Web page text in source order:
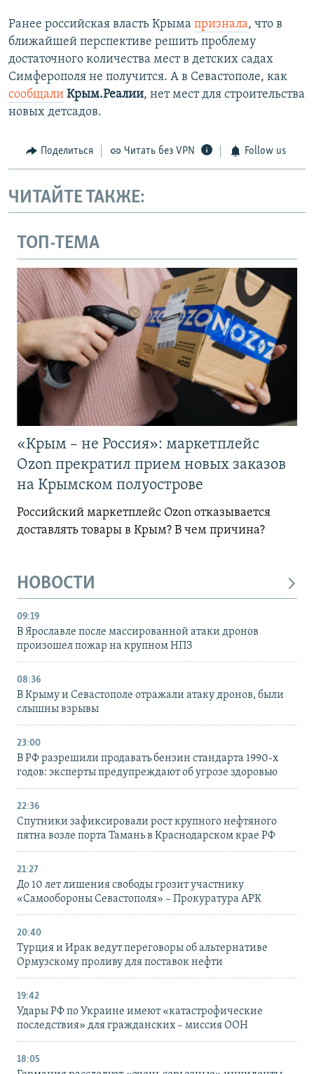
Ранее российская власть Крыма признала, что в
ближайшей перспективе решить проблему
достаточного количества мест в детских садах
Симферополя не получится. А в Севастополе, как
сообщали Крым.Реалии, нет мест для строительства
новых детсадов.
Поделиться Читать без VPN Follow us
ЧИТАЙТЕ ТАКЖЕ:
ТОП-ТЕМА
«Крым – не Россия»: маркетплейс
Ozon прекратил прием новых заказов
на Крымском полуострове
Российский маркетплейс Ozon отказывается
доставлять товары в Крым? В чем причина?
НОВОСТИ
09:19
В Ярославле после массированной атаки дронов
произошел пожар на крупном НПЗ
08:36
В Крыму и Севастополе отражали атаку дронов, были
слышны взрывы
23:00
В РФ разрешили продавать бензин стандарта 1990-х
годов: эксперты предупреждают об угрозе здоровью
22:36
Спутники зафиксировали рост крупного нефтяного
пятна возле порта Тамань в Краснодарском крае РФ
21:27
До 10 лет лишения свободы грозит участнику
«Самообороны Севастополя» – Прокуратура АРК
20:40
Турция и Ирак ведут переговоры об альтернативе
Ормузскому проливу для поставок нефти
19:42
Удары РФ по Украине имеют «катастрофические
последствия» для гражданских – миссия ООН
18:05